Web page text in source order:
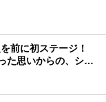
前に初ステージ！
た思いからの、ショ